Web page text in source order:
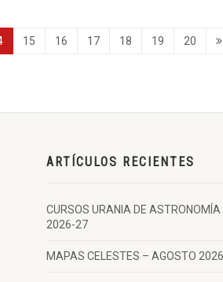
15 16 17 18 19 20
ARTÍCULOS RECIENTES
CURSOS URANIA DE ASTRONOMÍA
2026-27
MAPAS CELESTES – AGOSTO 2026